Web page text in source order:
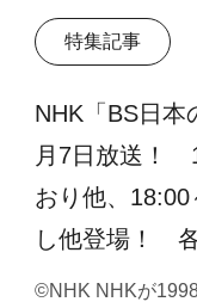
特集記事
NHK「BS日本
月7日放送！
おり他、
し他登場！
©NHK NHKが